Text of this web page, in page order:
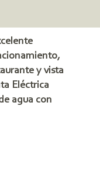
y vista
Eléctrica
agua con